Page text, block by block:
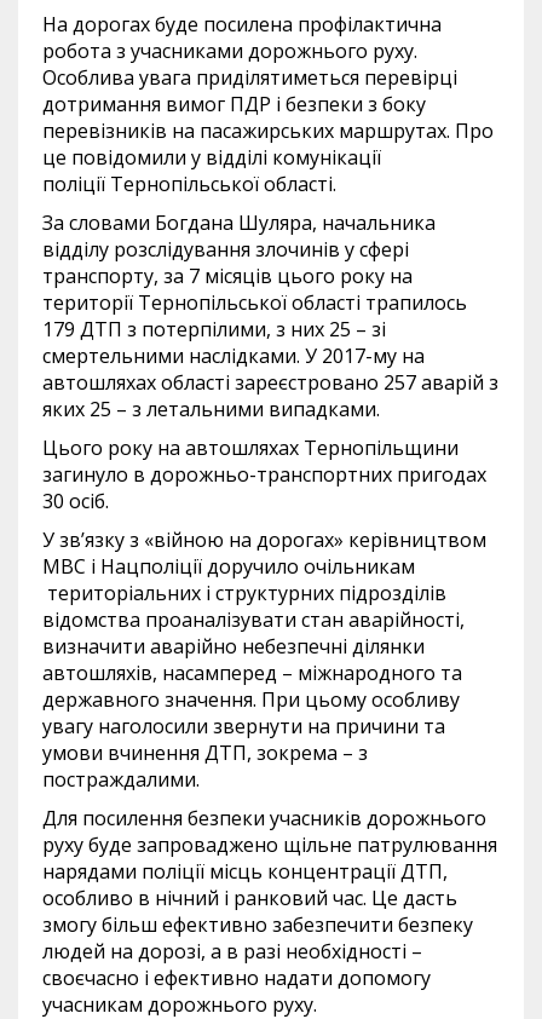
На дорогах буде посилена профілактична
робота з учасниками дорожнього руху.
Особлива увага приділятиметься перевірці
дотримання вимог ПДР і безпеки з боку
перевізників на пасажирських маршрутах. Про
це повідомили у відділі комунікації
поліції Тернопільської області.
За словами Богдана Шуляра, начальника
відділу розслідування злочинів у сфері
транспорту, за 7 місяців цього року на
території Тернопільської області трапилось
179 ДТП з потерпілими, з них 25 – зі
смертельними наслідками. У 2017-му на
автошляхах області зареєстровано 257 аварій з
яких 25 – з летальними випадками.
Цього року на автошляхах Тернопільщини
загинуло в дорожньо-транспортних пригодах
30 осіб.
У зв’язку з «війною на дорогах» керівництвом
МВС і Нацполіції доручило очільникам
територіальних і структурних підрозділів
відомства проаналізувати стан аварійності,
визначити аварійно небезпечні ділянки
автошляхів, насамперед – міжнародного та
державного значення. При цьому особливу
увагу наголосили звернути на причини та
умови вчинення ДТП, зокрема – з
постраждалими.
Для посилення безпеки учасників дорожнього
руху буде запроваджено щільне патрулювання
нарядами поліції місць концентрації ДТП,
особливо в нічний і ранковий час. Це дасть
змогу більш ефективно забезпечити безпеку
людей на дорозі, а в разі необхідності –
своєчасно і ефективно надати допомогу
учасникам дорожнього руху.